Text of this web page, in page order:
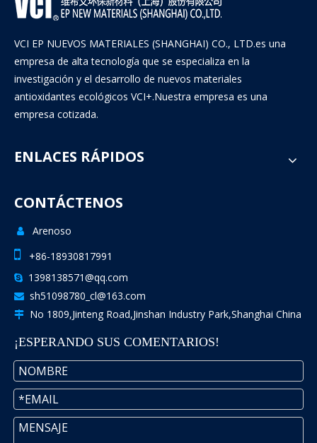
VCI EP NUEVOS MATERIALES (SHANGHAI) CO., LTD.es una
empresa de alta tecnología que se especializa en la
investigación y el desarrollo de nuevos materiales
antioxidantes ecológicos VCI+.Nuestra empresa es una
empresa cotizada.
ENLACES RÁPIDOS
CONTÁCTENOS
 Arenoso
 +86-18930817991
 1398138571@qq.com
 sh51098780_cl@163.com
 No 1809,Jinteng Road,Jinshan Industry Park,Shanghai China
¡ESPERANDO SUS COMENTARIOS!